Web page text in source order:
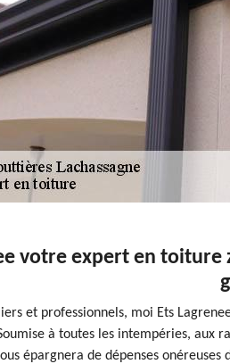
votre expert en
et professionnels, moi Ets
à toutes les intempéries, aux
épargnera de dépenses